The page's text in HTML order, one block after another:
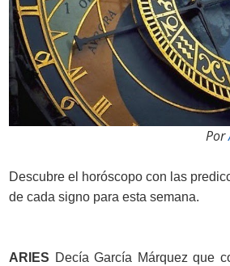
Por
Descubre el horóscopo con las
de cada signo para esta semana.
ARIES Decía García Márquez que